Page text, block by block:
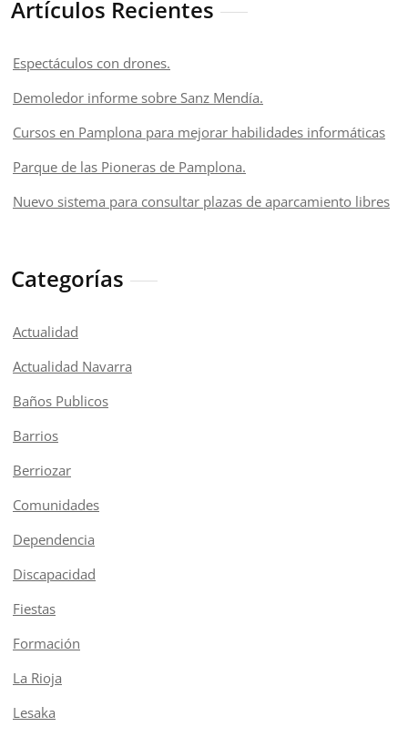
Artículos Recientes
Espectáculos con drones.
Demoledor informe sobre Sanz Mendía.
Cursos en Pamplona para mejorar habilidades informáticas
Parque de las Pioneras de Pamplona.
Nuevo sistema para consultar plazas de aparcamiento libres
Categorías
Actualidad
Actualidad Navarra
Baños Publicos
Barrios
Berriozar
Comunidades
Dependencia
Discapacidad
Fiestas
Formación
La Rioja
Lesaka